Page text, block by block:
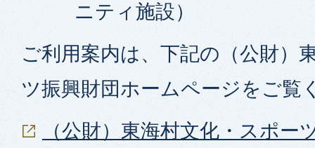
ニティ施設）
ご利用案内は、下記の（公財）
ツ振興財団ホームページをご覧
（公財）東海村文化・スポー